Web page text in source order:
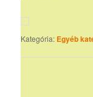
Kategória: Egyéb